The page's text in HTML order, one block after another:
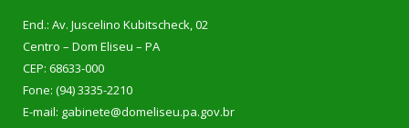
End.: Av. Juscelino Kubitscheck, 02
Centro – Dom Eliseu – PA
CEP: 68633-000
Fone: (94) 3335-2210
E-mail: gabinete@domeliseu.pa.gov.br